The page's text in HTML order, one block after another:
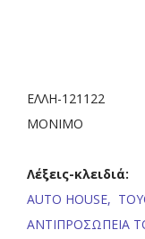
EΛΛΗ-121122
ΜΟΝΙΜΟ
Λέξεις-κλειδιά:
AUTO HOUSE,
ΑΝΤΙΠΡΟΣΩΠΕΙΑ